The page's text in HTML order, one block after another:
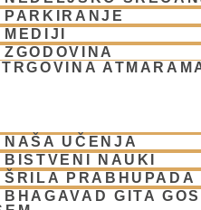
PARKIRANJE
MEDIJI
ZGODOVINA
TRGOVINA
NAŠA UČENJA
BISTVENI NAUKI
ŠRILA PRABHUPADA
BHAGAVAD GITA
Mini